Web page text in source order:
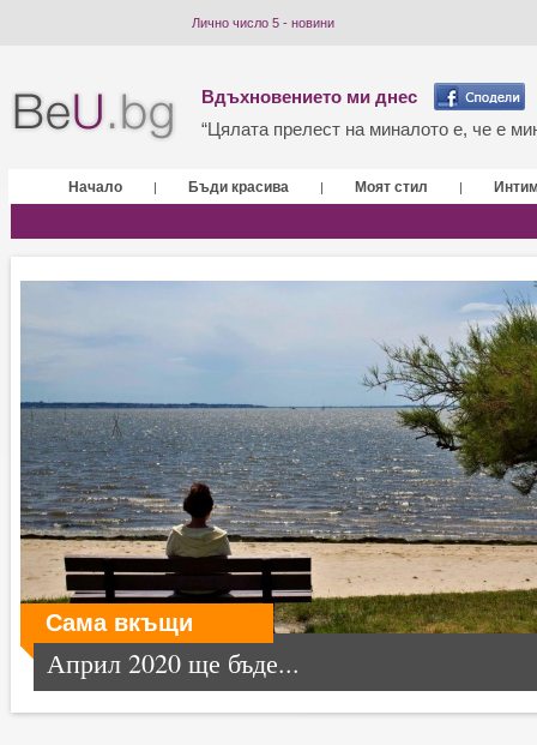
Лично число 5 - новини
Вдъхновението ми днес
“Цялата прелест на миналото е, че е
Начало | Бъди красива | Моят стил |
Сама вкъщи
Април 2020 ще бъде...